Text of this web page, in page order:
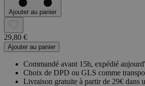
Ajouter au panier
29,80 €
Ajouter au panier
Commandé avant 15h, expédié
Choix de DPD ou GLS comme
Livraison gratuite à partir de 29€ dans